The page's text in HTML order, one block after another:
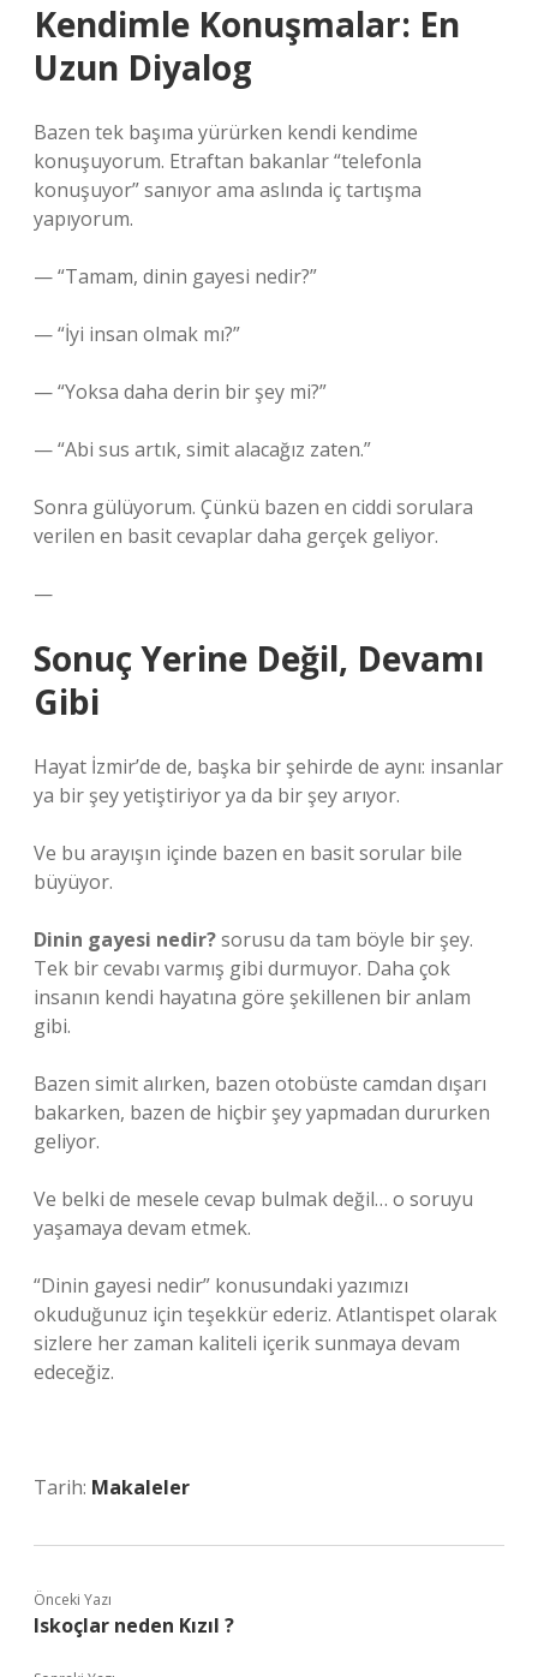
Kendimle Konuşmalar: En
Uzun Diyalog
Bazen tek başıma yürürken kendi kendime
konuşuyorum. Etraftan bakanlar “telefonla
konuşuyor” sanıyor ama aslında iç tartışma
yapıyorum.
— “Tamam, dinin gayesi nedir?”
— “İyi insan olmak mı?”
— “Yoksa daha derin bir şey mi?”
— “Abi sus artık, simit alacağız zaten.”
Sonra gülüyorum. Çünkü bazen en ciddi sorulara
verilen en basit cevaplar daha gerçek geliyor.
—
Sonuç Yerine Değil, Devamı
Gibi
Hayat İzmir’de de, başka bir şehirde de aynı: insanlar
ya bir şey yetiştiriyor ya da bir şey arıyor.
Ve bu arayışın içinde bazen en basit sorular bile
büyüyor.
Dinin gayesi nedir?sorusu da tam böyle bir şey.
Tek bir cevabı varmış gibi durmuyor. Daha çok
insanın kendi hayatına göre şekillenen bir anlam
gibi.
Bazen simit alırken, bazen otobüste camdan dışarı
bakarken, bazen de hiçbir şey yapmadan dururken
geliyor.
Ve belki de mesele cevap bulmak değil… o soruyu
yaşamaya devam etmek.
“Dinin gayesi nedir” konusundaki yazımızı
okuduğunuz için teşekkür ederiz. Atlantispet olarak
sizlere her zaman kaliteli içerik sunmaya devam
edeceğiz.
Tarih: Makaleler
Önceki Yazı
Iskoçlar neden Kızıl ?